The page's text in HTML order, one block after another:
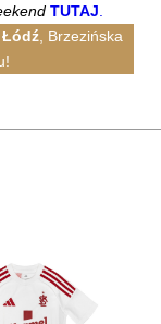
TUTAJ
, Brzezińska